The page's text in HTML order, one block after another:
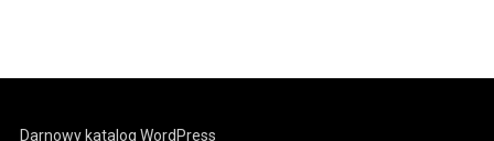
Darnowy katalog WordPress